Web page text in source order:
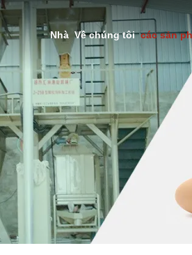
Nhà Về chúng tôi các sản